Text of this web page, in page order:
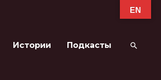
Истории Подкасты Поиск
EN